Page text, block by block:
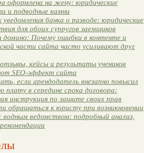
оформлена на жену: юридические
и подводные камни
уведомления банка о разводе: юридические
для обоих супругов заемщиков
Почему ошибки в контенте и
части сайта часто усиливают друг
кейсы и результаты учеников
SEO-эффект сайта
если арендодатель внезапно повысил
плату в середине срока договора:
инструкция по защите своих прав
обращаться к юристу при возникновении
водным ведомством: подробный анализ,